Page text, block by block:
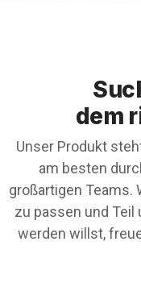
dem
Unser Produkt
am besten
großartigen Teams.
zu passen und
werden willst,